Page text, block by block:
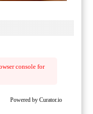
console for
Powered by Curator.io